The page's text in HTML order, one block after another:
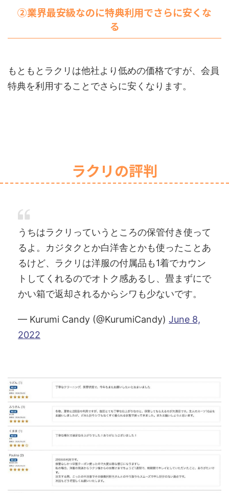
②業界最安級なのに特典利用でさらに安くな
る
もともとラクリは他社より低めの価格ですが、会員
特典を利用することでさらに安くなります。
ラクリの評判
うちはラクリっていうところの保管付き使って
るよ。カジタクとか白洋舎とかも使ったことあ
るけど、ラクリは洋服の付属品も1着でカウン
トしてくれるのでオトク感あるし、畳まずにで
かい箱で返却されるからシワも少ないです。
— Kurumi Candy (@KurumiCandy) June 8,
2022